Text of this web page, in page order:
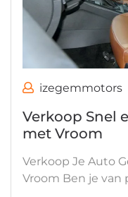
izegemmotors
Verkoop Snel
met Vroom
Verkoop Je Auto
Vroom Ben je van